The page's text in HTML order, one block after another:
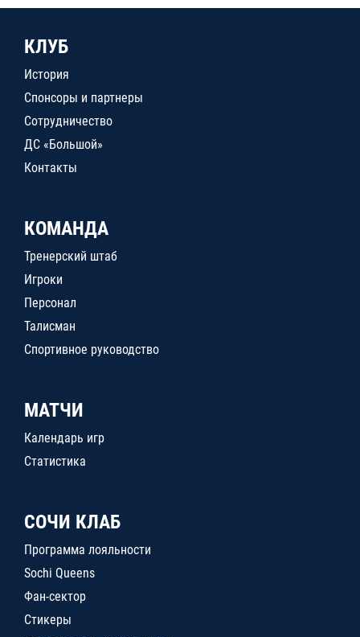
КЛУБ
История
Спонсоры и партнеры
Сотрудничество
ДС «Большой»
Контакты
КОМАНДА
Тренерский штаб
Игроки
Персонал
Талисман
Спортивное руководство
МАТЧИ
Календарь игр
Статистика
СОЧИ КЛАБ
Программа лояльности
Sochi Queens
Фан-сектор
Стикеры